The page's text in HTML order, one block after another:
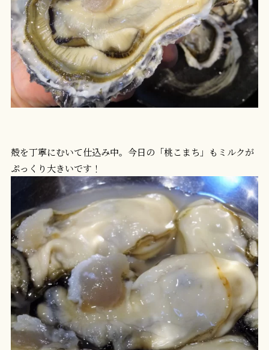
殻を丁寧にむいて仕込み中。今日の「桃こまち」もミルクが
ぷっくり大きいです！